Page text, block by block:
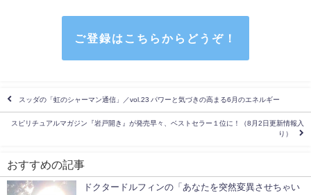
ご登録はこちらからどうぞ！
スッダの「虹のシャーマン通信」／vol.23 パワーと気づきの高まる6月のエネルギー
スピリチュアルマガジン『岩戸開き』が発売早々、ベストセラー１位に！（8月2日更新情報入
り）
おすすめの記事
ドクタードルフィンの「あなたを突然変異させちゃい